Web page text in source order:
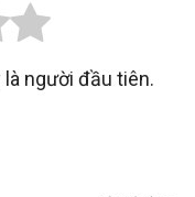
là người đầu tiên.